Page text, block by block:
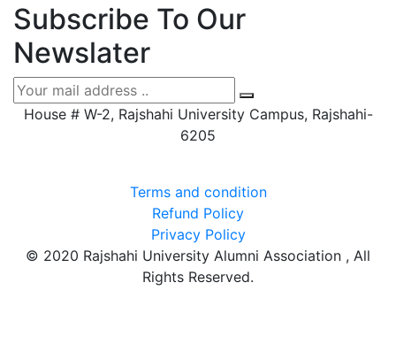
Subscribe To Our
Newslater
House # W-2, Rajshahi University Campus, Rajshahi-
6205
Terms and condition
Refund Policy
Privacy Policy
© 2020 Rajshahi University Alumni Association , All
Rights Reserved.